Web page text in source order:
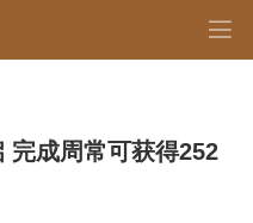
完成周常可获得252